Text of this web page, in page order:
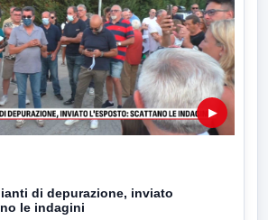
▶
di depurazione, inviato
le indagini